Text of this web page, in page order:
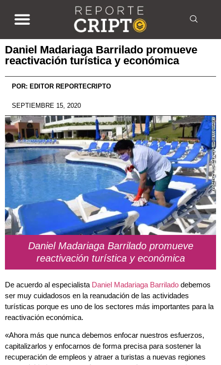
Daniel Madariaga Barrilado promueve
reactivación turística y económica
POR: EDITOR REPORTECRIPTO
SEPTIEMBRE 15, 2020
Daniel Madariaga Barrilado promueve
reactivación turística y económica
De acuerdo al especialista Daniel Madariaga Barrilado debemos
ser muy cuidadosos en la reanudación de las actividades
turísticas porque es uno de los sectores más importantes para la
reactivación económica.
«Ahora más que nunca debemos enfocar nuestros esfuerzos,
capitalizarlos y enfocarnos de forma precisa para sostener la
recuperación de empleos y atraer a turistas a nuevas regiones